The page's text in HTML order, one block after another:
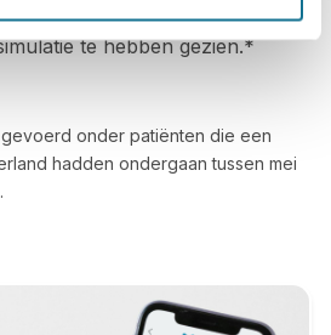
hun ingreep na eerst vooraf
te hebben gezien.*
onder patiënten die een
hadden ondergaan tussen mei